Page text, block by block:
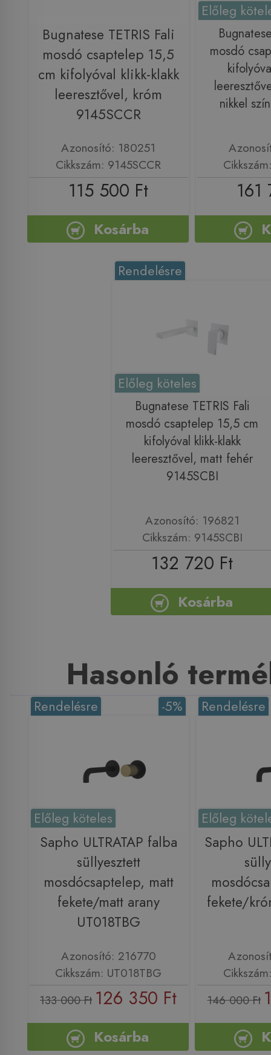
Bugnatese TETRIS Fali
mosdó csaptelep 15,5
cm kifolyóval klikk-klakk
leeresztővel, króm
9145SCCR
Azonosító: 180251
Cikkszám: 9145SCCR
115 500 Ft
Kosárba
Előleg
mosdó
nikkel
161
Rendelésre
Előleg köteles
Bugnatese TETRIS Fali
mosdó csaptelep 15,5 cm
kifolyóval klikk-klakk
leeresztővel, matt fehér
9145SCBI
Azonosító: 196821
Cikkszám: 9145SCBI
132 720 Ft
Kosárba
Hasonló
-5%
Rendelésre
Előleg köteles
Sapho ULTRATAP falba
süllyesztett
mosdócsaptelep, matt
fekete/matt arany
UT018TBG
Azonosító: 216770
Cikkszám: UT018TBG
133 000 Ft 126 350 Ft
Kosárba
Rendelésre
Előleg
Sapho
fekete/
146 000 Ft